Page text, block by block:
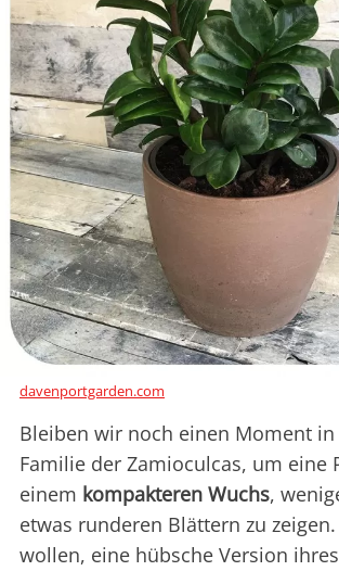
davenportgarden.com
Bleiben wir noch einen Moment
Familie der Zamioculcas, um eine
einem kompakteren Wuchs,
etwas runderen Blättern zu
wollen, eine hübsche Version